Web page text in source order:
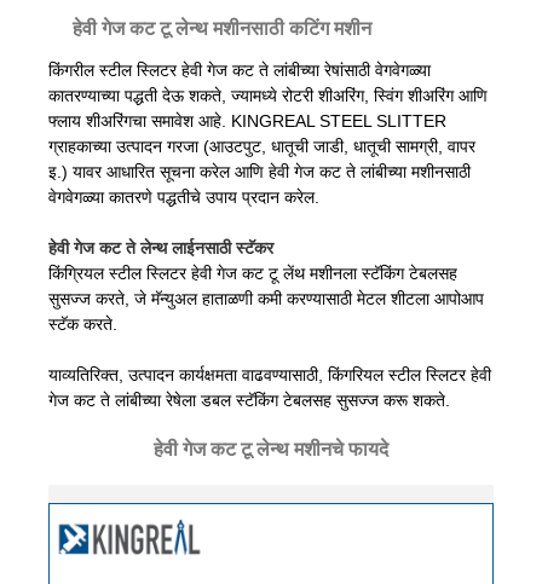
हेवी गेज कट टू लेन्थ मशीनसाठी कटिंग मशीन
किंगरील स्टील स्लिटर हेवी गेज कट ते लांबीच्या रेषांसाठी वेगवेगळ्या
कातरण्याच्या पद्धती देऊ शकते, ज्यामध्ये रोटरी शीअरिंग, स्विंग शीअरिंग आणि
फ्लाय शीअरिंगचा समावेश आहे. KINGREAL STEEL SLITTER
ग्राहकाच्या उत्पादन गरजा (आउटपुट, धातूची जाडी, धातूची सामग्री, वापर
इ.) यावर आधारित सूचना करेल आणि हेवी गेज कट ते लांबीच्या मशीनसाठी
वेगवेगळ्या कातरणे पद्धतीचे उपाय प्रदान करेल.
हेवी गेज कट ते लेन्थ लाईनसाठी स्टॅकर
किंग्रियल स्टील स्लिटर हेवी गेज कट टू लेंथ मशीनला स्टॅकिंग टेबलसह
सुसज्ज करते, जे मॅन्युअल हाताळणी कमी करण्यासाठी मेटल शीटला आपोआप
स्टॅक करते.
याव्यतिरिक्त, उत्पादन कार्यक्षमता वाढवण्यासाठी, किंगरियल स्टील स्लिटर हेवी
गेज कट ते लांबीच्या रेषेला डबल स्टॅकिंग टेबलसह सुसज्ज करू शकते.
हेवी गेज कट टू लेन्थ मशीनचे फायदे